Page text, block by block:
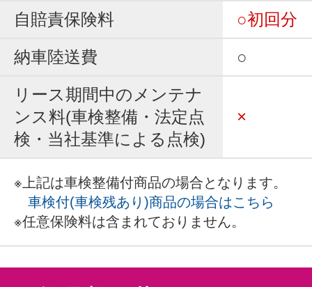
自賠責保険料
○初回分
納車陸送費
○
リース期間中のメンテナ
ンス料(車検整備・法定点
検・当社基準による点検)
×
※上記は車検整備付商品の場合となります。
車検付(車検残あり)商品の場合はこちら
※任意保険料は含まれておりません。